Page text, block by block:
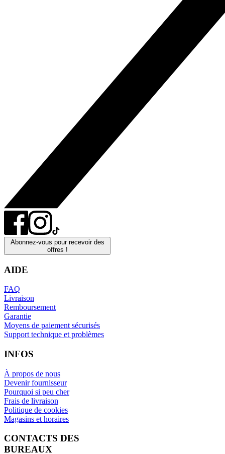
Abonnez-vous pour recevoir des
offres !
AIDE
FAQ
Livraison
Remboursement
Garantie
Moyens de paiement sécurisés
Support technique et problèmes
INFOS
À propos de nous
Devenir fournisseur
Pourquoi si peu cher
Frais de livraison
Politique de cookies
Magasins et horaires
CONTACTS DES
BUREAUX